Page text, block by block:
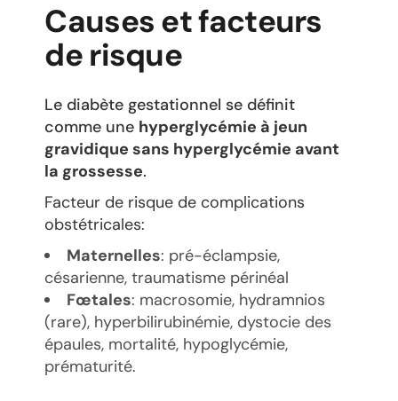
Causes et facteurs
de risque
Le diabète gestationnel se définit
comme une hyperglycémie à jeun
gravidique sans hyperglycémie avant
la grossesse.
Facteur de risque de complications
obstétricales:
Maternelles: pré-éclampsie,
césarienne, traumatisme périnéal
Fœtales: macrosomie, hydramnios
(rare), hyperbilirubinémie, dystocie des
épaules, mortalité, hypoglycémie,
prématurité.